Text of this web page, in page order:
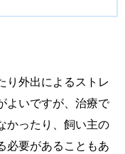
り外出によるストレ
よいですが、治療で
かったり、飼い主の
必要があることもあ